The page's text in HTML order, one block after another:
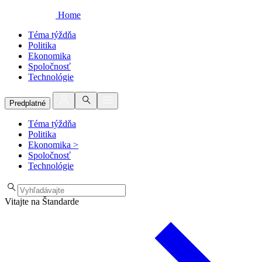
Home
Téma týždňa
Politika
Ekonomika
Spoločnosť
Technológie
Predplatné
Téma týždňa
Politika
Ekonomika >
Spoločnosť
Technológie
Vitajte na Štandarde